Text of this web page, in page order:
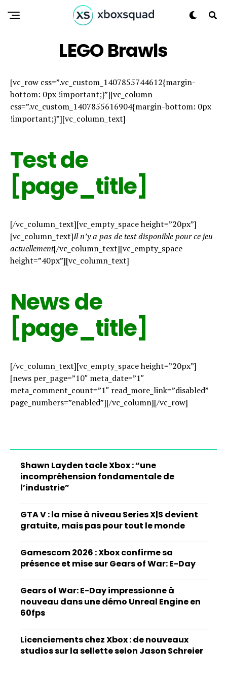
LEGO Brawls
[vc_row css=”.vc_custom_1407855744612{margin-
bottom: 0px !important;}”][vc_column
css=”.vc_custom_1407855616904{margin-bottom: 0px
!important;}”][vc_column_text]
Test de
[page_title]
[/vc_column_text][vc_empty_space height=”20px”]
[vc_column_text]Il n’y a pas de test disponible pour ce jeu
actuellement[/vc_column_text][vc_empty_space
height=”40px”][vc_column_text]
News de
[page_title]
[/vc_column_text][vc_empty_space height=”20px”]
[news per_page=”10″ meta_date=”1″
meta_comment_count=”1″ read_more_link=”disabled”
page_numbers=”enabled”][/vc_column][/vc_row]
Shawn Layden tacle Xbox : “une
incompréhension fondamentale de
l’industrie”
GTA V : la mise à niveau Series X|S devient
gratuite, mais pas pour tout le monde
Gamescom 2026 : Xbox confirme sa
présence et mise sur Gears of War: E-Day
Gears of War: E-Day impressionne à
nouveau dans une démo Unreal Engine en
60fps
Licenciements chez Xbox : de nouveaux
studios sur la sellette selon Jason Schreier